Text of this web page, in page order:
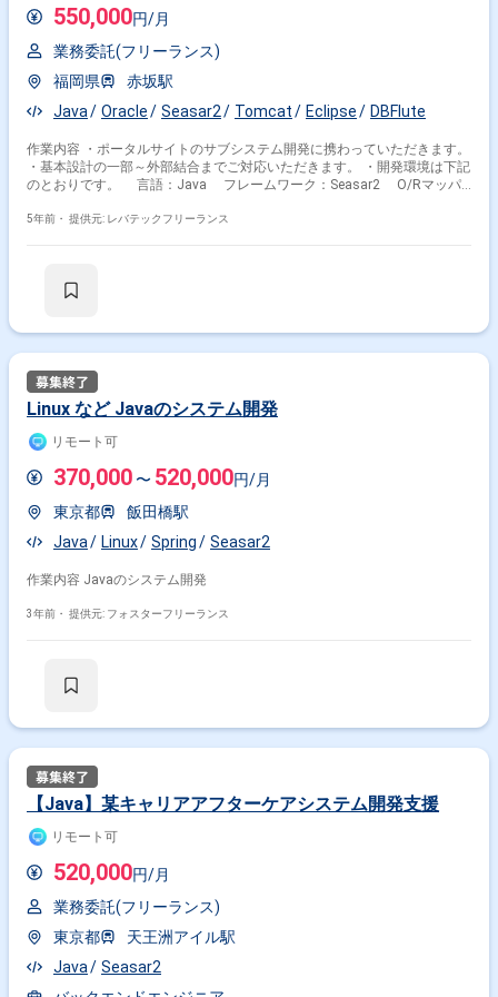
550,000円/月
業務委託(フリーランス)
福岡県
赤坂駅
Java
Oracle Seasar2 Tomcat Eclipse DBFlute
作業内容 ・ポータルサイトのサブシステム開発に携わっていただきます。
・基本設計の一部～外部結合までご対応いただきます。 ・開発環境は下記
のとおりです。 言語：Java フレームワーク：Seasar2 O/Rマッパ
5年前・ 提供元: レバテックフリーランス
Linux など Javaのシステム開発
リモート可
370,000 〜 520,000円/月
東京都
飯田橋駅
Java
Linux Spring Seasar2
作業内容 Javaのシステム開発
3年前・ 提供元: フォスターフリーランス
【Java】某キャリアアフターケアシステム開発支援
リモート可
520,000円/月
業務委託(フリーランス)
東京都
天王洲アイル駅
Java
Seasar2